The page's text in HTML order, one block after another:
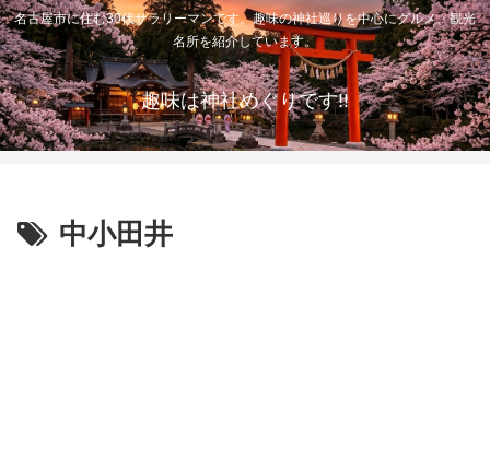
名古屋市に住む30代サラリーマンです。趣味の神社巡りを中心にグルメ、観光
名所を紹介しています。
趣味は神社めぐりです!!
中小田井